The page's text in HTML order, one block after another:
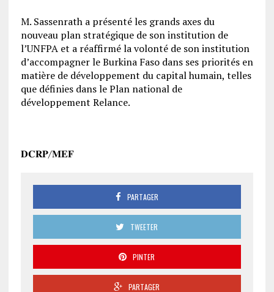
M. Sassenrath a présenté les grands axes du
nouveau plan stratégique de son institution de
l’UNFPA et a réaffirmé la volonté de son institution
d’accompagner le Burkina Faso dans ses priorités en
matière de développement du capital humain, telles
que définies dans le Plan national de
développement Relance.
𝐃𝐂𝐑𝐏/𝐌𝐄𝐅
PARTAGER
TWEETER
PINTER
PARTAGER